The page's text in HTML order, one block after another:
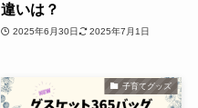
違いは？
2025年6月30日 2025年7月1日
子育てグッズ